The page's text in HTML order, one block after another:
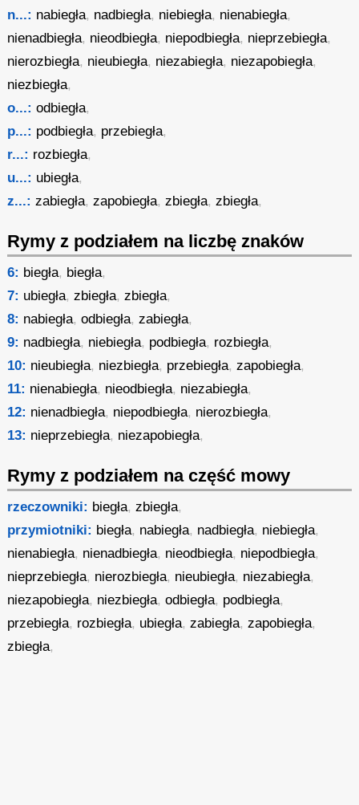
n...: nabiegła, nadbiegła, niebiegła, nienabiegła,
nienadbiegła, nieodbiegła, niepodbiegła, nieprzebiegła,
nierozbiegła, nieubiegła, niezabiegła, niezapobiegła,
niezbiegła,
o...: odbiegła,
p...: podbiegła, przebiegła,
r...: rozbiegła,
u...: ubiegła,
z...: zabiegła,zapobiegła,zbiegła,zbiegła,
Rymy z podziałem na liczbę znaków
6: biegła, biegła,
7: ubiegła,zbiegła,zbiegła,
8: nabiegła,odbiegła,zabiegła,
9: nadbiegła, niebiegła, podbiegła, rozbiegła,
10: nieubiegła, niezbiegła, przebiegła,zapobiegła,
11: nienabiegła, nieodbiegła, niezabiegła,
12: nienadbiegła, niepodbiegła, nierozbiegła,
13: nieprzebiegła, niezapobiegła,
Rymy z podziałem na część mowy
rzeczowniki: biegła,zbiegła,
przymiotniki: biegła, nabiegła, nadbiegła, niebiegła,
nienabiegła, nienadbiegła, nieodbiegła, niepodbiegła,
nieprzebiegła, nierozbiegła, nieubiegła, niezabiegła,
niezapobiegła, niezbiegła,odbiegła, podbiegła,
przebiegła, rozbiegła, ubiegła,zabiegła,zapobiegła,
zbiegła,